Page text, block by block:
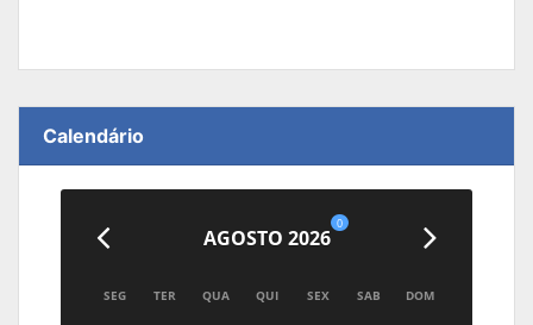
Calendário
AGOSTO 2026
0
SEG TER QUA QUI SEX SAB DOM